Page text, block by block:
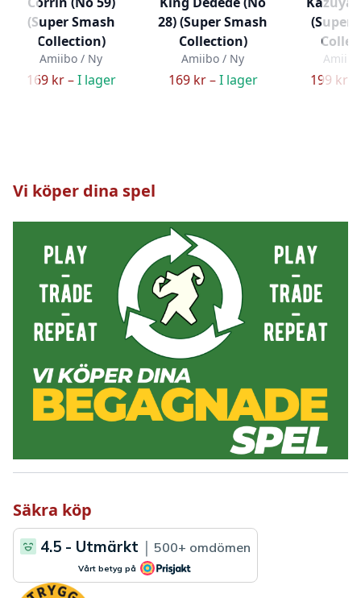
(Super Smash
Collection)
Amiibo / Ny
169 kr –I lager
28) (Super Smash
Collection)
Amiibo / Ny
169 kr –I lager
(Super
199 kr –
Vi köper dina spel
Säkra köp